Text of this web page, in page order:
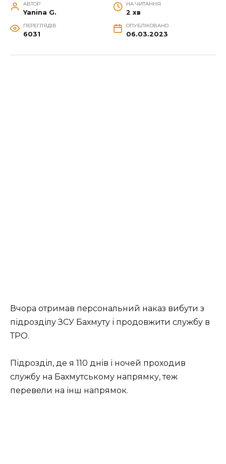
АВТОР
Yanina G.
НА ЧИТАННЯ
2 хв
ПЕРЕГЛЯДІВ
6031
ОПУБЛІКОВАНО
06.03.2023
Вчора отримав персональний наказ вибути з
підрозділу ЗСУ Бахмуту і продовжити службу в
ТРО.
Підрозділ, де я 110 днів і ночей проходив
службу на Бахмутському напрямку, теж
перевели на інш напрямок.